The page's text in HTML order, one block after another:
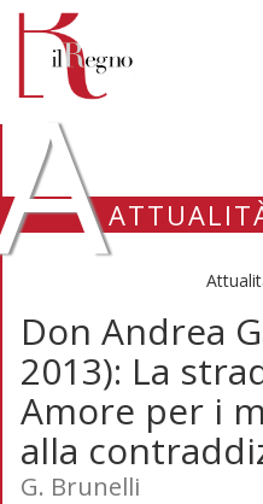
Don Andrea
2013): La
Amore per i
alla
G. Brunelli